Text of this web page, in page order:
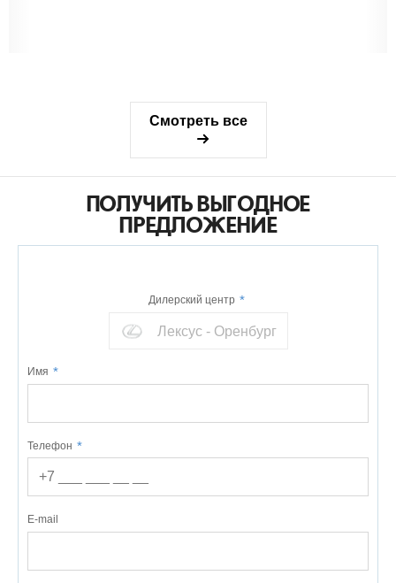
Смотреть все
ПОЛУЧИТЬ ВЫГОДНОЕ
ПРЕДЛОЖЕНИЕ
Дилерский центр
Лексус - Оренбург
Имя
Телефон
E-mail